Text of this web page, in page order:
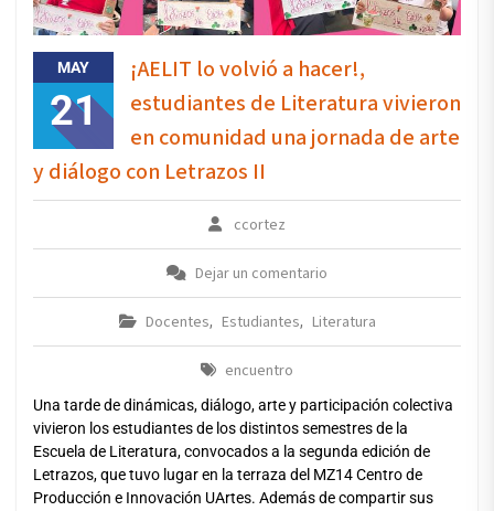
MAY
21
¡AELIT lo volvió a hacer!,
estudiantes de Literatura vivieron
en comunidad una jornada de arte
y diálogo con Letrazos II
ccortez
Dejar un comentario
Docentes, Estudiantes, Literatura
encuentro
Una tarde de dinámicas, diálogo, arte y participación colectiva
vivieron los estudiantes de los distintos semestres de la
Escuela de Literatura, convocados a la segunda edición de
Letrazos, que tuvo lugar en la terraza del MZ14 Centro de
Producción e Innovación UArtes. Además de compartir sus